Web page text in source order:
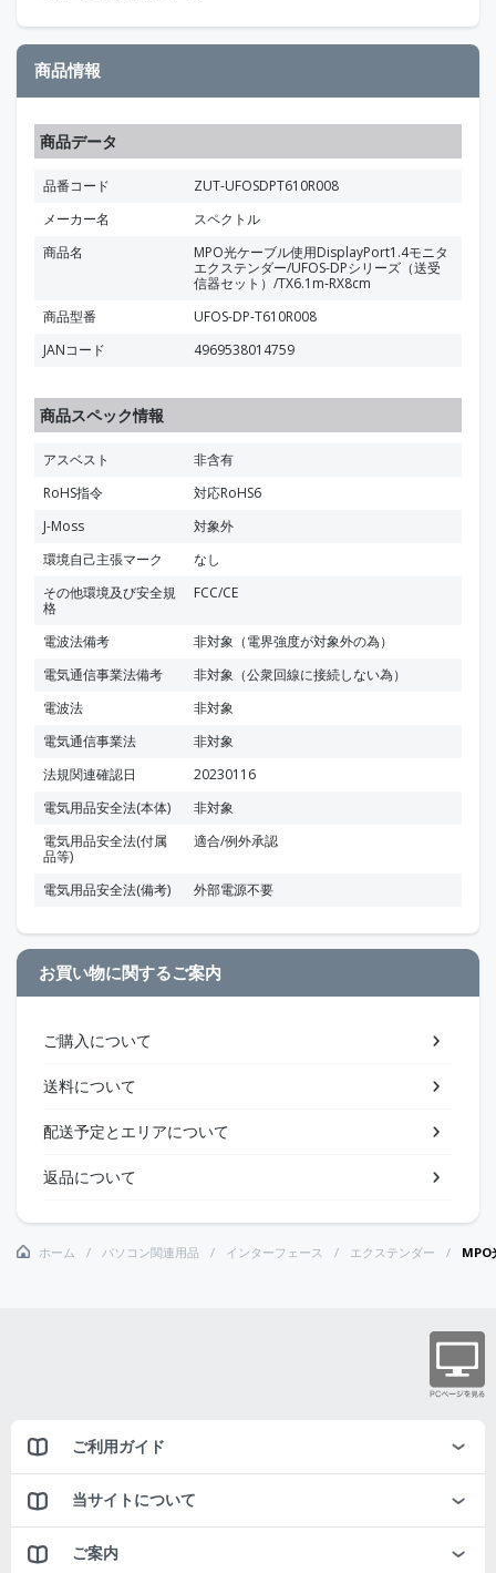
商品情報
商品データ
品番コード
ZUT-UFOSDPT610R008
メーカー名
スペクトル
商品名
MPO光ケーブル使用DisplayPort1.4モニタ
エクステンダー/UFOS-DPシリーズ（送受
信器セット）/TX6.1m-RX8cm
商品型番
UFOS-DP-T610R008
JANコード
4969538014759
商品スペック情報
アスベスト
非含有
RoHS指令
対応RoHS6
J-Moss
対象外
環境自己主張マーク
なし
その他環境及び安全規
格
FCC/CE
電波法備考
非対象（電界強度が対象外の為）
電気通信事業法備考
非対象（公衆回線に接続しない為）
電波法
非対象
電気通信事業法
非対象
法規関連確認日
20230116
電気用品安全法(本体)
非対象
電気用品安全法(付属
品等)
適合/例外承認
電気用品安全法(備考) 外部電源不要
お買い物に関するご案内
ご購入について
送料について
配送予定とエリアについて
返品について
ホーム パソコン関連用品 インターフェース エクステンダー MPO
ご利用ガイド
当サイトについて
ご案内